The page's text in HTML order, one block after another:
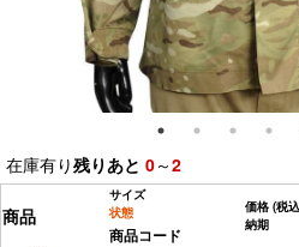
在庫有り残りあと 0～2
商品
サイズ
状態
商品コード
価格 (税
納期